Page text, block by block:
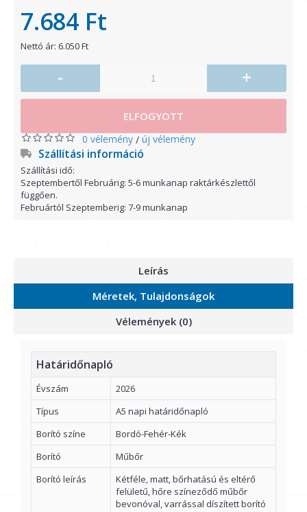
7.684 Ft
Nettó ár: 6.050 Ft
- +
ELFOGYOTT
0 vélemény / új vélemény
Szállítási információ
Szállítási idő:
Szeptembertől Februárig: 5-6 munkanap raktárkészlettől
függően.
Februártól Szeptemberig: 7-9 munkanap
Leírás
Méretek, Tulajdonságok
Vélemények (0)
Határidőnapló
Évszám
2026
Típus
A5 napi határidőnapló
Borító színe
Bordó-Fehér-Kék
Borító
Műbőr
Borító leírás
Kétféle, matt, bőrhatású és eltérő
felületű, hőre színeződő műbőr
bevonóval, varrással díszített borító